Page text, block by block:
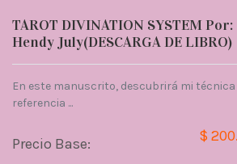
TAROT DIVINATION SYSTEM Por:
Hendy July(DESCARGA DE LIBRO)
En este manuscrito, descubrirá mi técnica
referencia ...
Precio Base: $